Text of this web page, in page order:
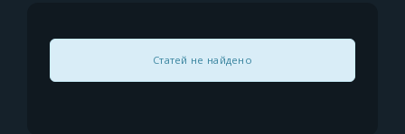
Статей не найдено